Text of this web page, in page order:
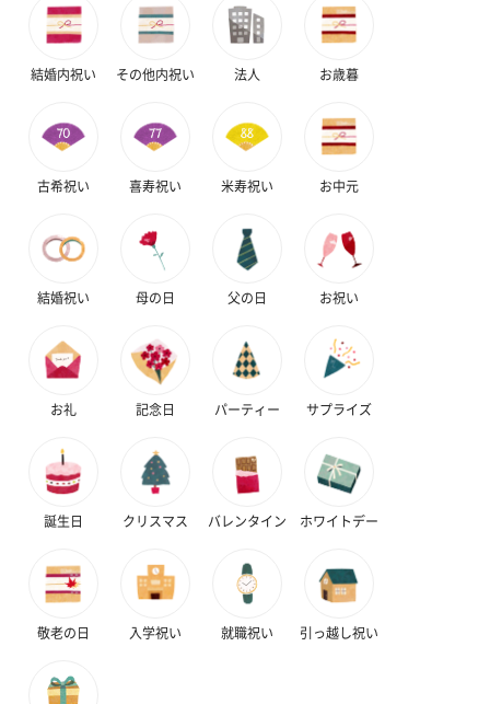
結婚内祝い その他内祝い 法人 お歳暮
古希祝い 喜寿祝い 米寿祝い お中元
結婚祝い 母の日 父の日 お祝い
お礼 記念日 パーティー サプライズ
誕生日 クリスマス バレンタイン ホワイトデー
敬老の日 入学祝い 就職祝い 引っ越し祝い